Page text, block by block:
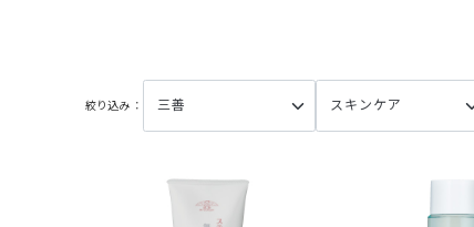
絞り込み